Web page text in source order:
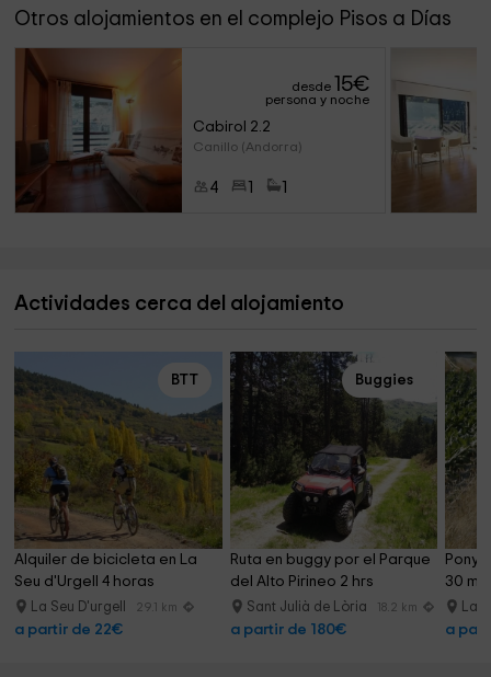
Otros alojamientos en el complejo Pisos a Días
desde 15€
persona y noche
Cabirol 2.2
Canillo (Andorra)
4
Actividades cerca del alojamiento
BTT
Alquiler de bicicleta en La
Seu d'Urgell 4 horas
La Seu D'urgell 29.1 km
a partir de 22€
Buggies
Ruta en buggy por el Parque
del Alto Pirineo 2 hrs
Sant Julià de Lòria 18.2 km
a partir de 180€
Pony
30
La
a